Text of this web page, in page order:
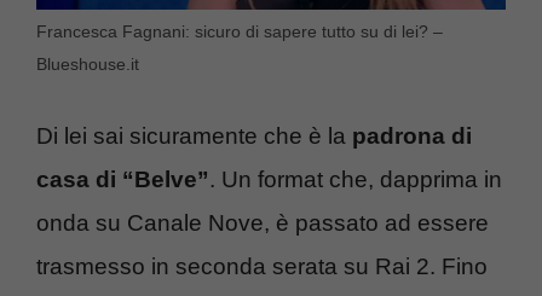
Francesca Fagnani: sicuro di sapere tutto su di lei? –
Blueshouse.it
Di lei sai sicuramente che è la padrona di
casa di “Belve”. Un format che, dapprima in
onda su Canale Nove, è passato ad essere
trasmesso in seconda serata su Rai 2. Fino